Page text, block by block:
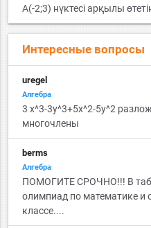
A(-2;3) нүктесі арқылы
Интересные вопросы
uregel
Алгебра
3 х^3-3y^3+5x^2-5y^2
многочлены
berms
Алгебра
ПОМОГИТЕ СРОЧНО!!! В
олимпиад по математике и
классе....